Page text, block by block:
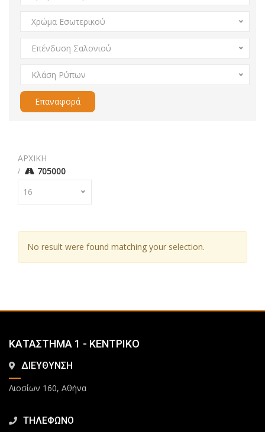
Χρώμα Εσωτερικού
Επένδυση Σαλονιού
Κλάση Ρύπων
Επαναφορά
ΑΡΧΙΚΗ
705000
16
No result were found matching your selection.
ΚΑΤΑΣΤΗΜΑ 1 - ΚΕΝΤΡΙΚΟ
ΔΙΕΥΘΥΝΣΗ
Λιοσίων 160, Αθήνα
ΤΗΛΕΦΩΝΟ